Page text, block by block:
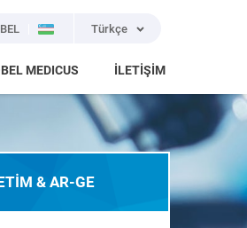
Türkçe
MEDICUS İLETİŞİM
& AR-GE